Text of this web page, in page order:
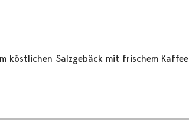
köstlichen Salzgebäck mit frischem Kaffee